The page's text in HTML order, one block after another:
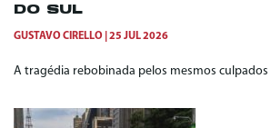
DO SUL
GUSTAVO CIRELLO 25 JUL 2026
A tragédia rebobinada pelos mesmos culpados